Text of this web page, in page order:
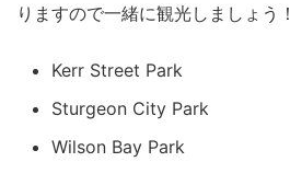
りますので一緒に観光しましょう！
Kerr Street Park
Sturgeon City Park
Wilson Bay Park